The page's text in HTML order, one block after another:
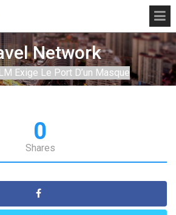
Network
Exige Le Port D’un Masque
0
Shares